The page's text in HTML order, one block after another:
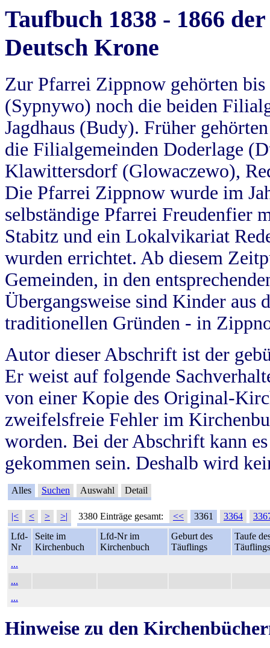
Taufbuch 1838 - 1866
Deutsch Krone
Zur Pfarrei Zippnow gehörten
(Sypnywo) noch die beiden
Jagdhaus (Budy). Früher
die Filialgemeinden Doderlage
Klawittersdorf (Glowaczewo),
Die Pfarrei Zippnow wurde im
selbständige Pfarrei Freudenfier
Stabitz und ein Lokalvikariat
wurden errichtet. Ab diesem
Gemeinden, in den
Übergangsweise sind Kinder aus
traditionellen Gründen - in
Autor dieser Abschrift ist der
Er weist auf folgende
von einer Kopie des Original-
zweifelsfreie Fehler im
worden. Bei der Abschrift kann
gekommen sein. Deshalb wird
Alles Suchen Auswahl Detail
|< < > >| 3380 Einträge gesamt: << 3361 3364
Lfd-
Nr
Seite im
Kirchenbuch
Lfd-Nr im
Kirchenbuch
Geburt des
Täuflings
Taufe
Täuflings
...
...
...
Hinweise zu den